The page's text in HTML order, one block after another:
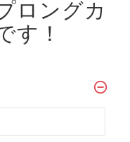
ロングカ
す！